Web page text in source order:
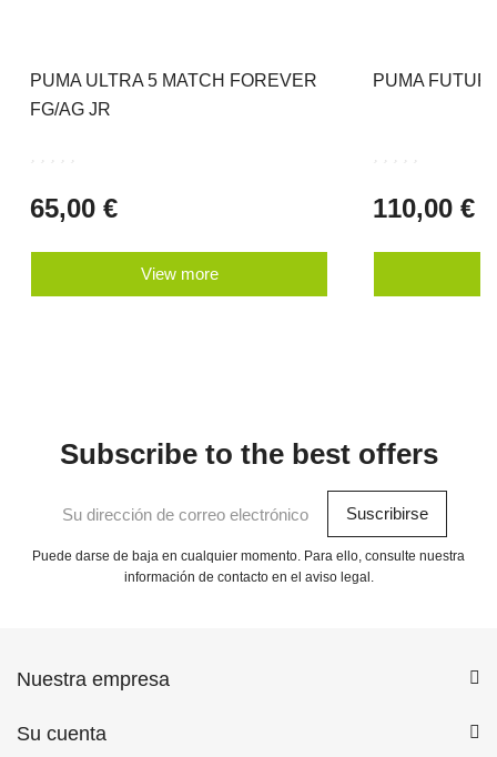
PUMA ULTRA 5 MATCH FOREVER
FG/AG JR
65,00 €
View more
PUMA
110,00 €
Subscribe to the best offers
Puede darse de baja en cualquier momento. Para ello, consulte nuestra
información de contacto en el aviso legal.
Nuestra empresa
Su cuenta